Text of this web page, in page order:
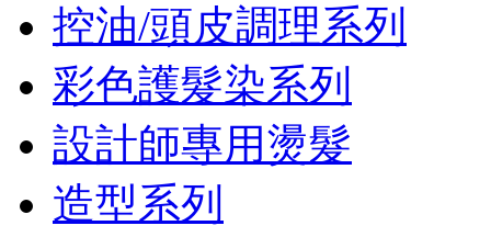
控油/頭皮調理系列
彩色護髮染系列
設計師專用燙髮
造型系列